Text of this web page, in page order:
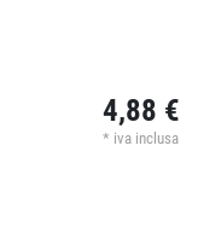
4,88 €
* iva inclusa